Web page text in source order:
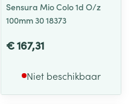
Sensura Mio Colo 1d O/z
100mm 30 18373
€ 167,31
Niet beschikbaar